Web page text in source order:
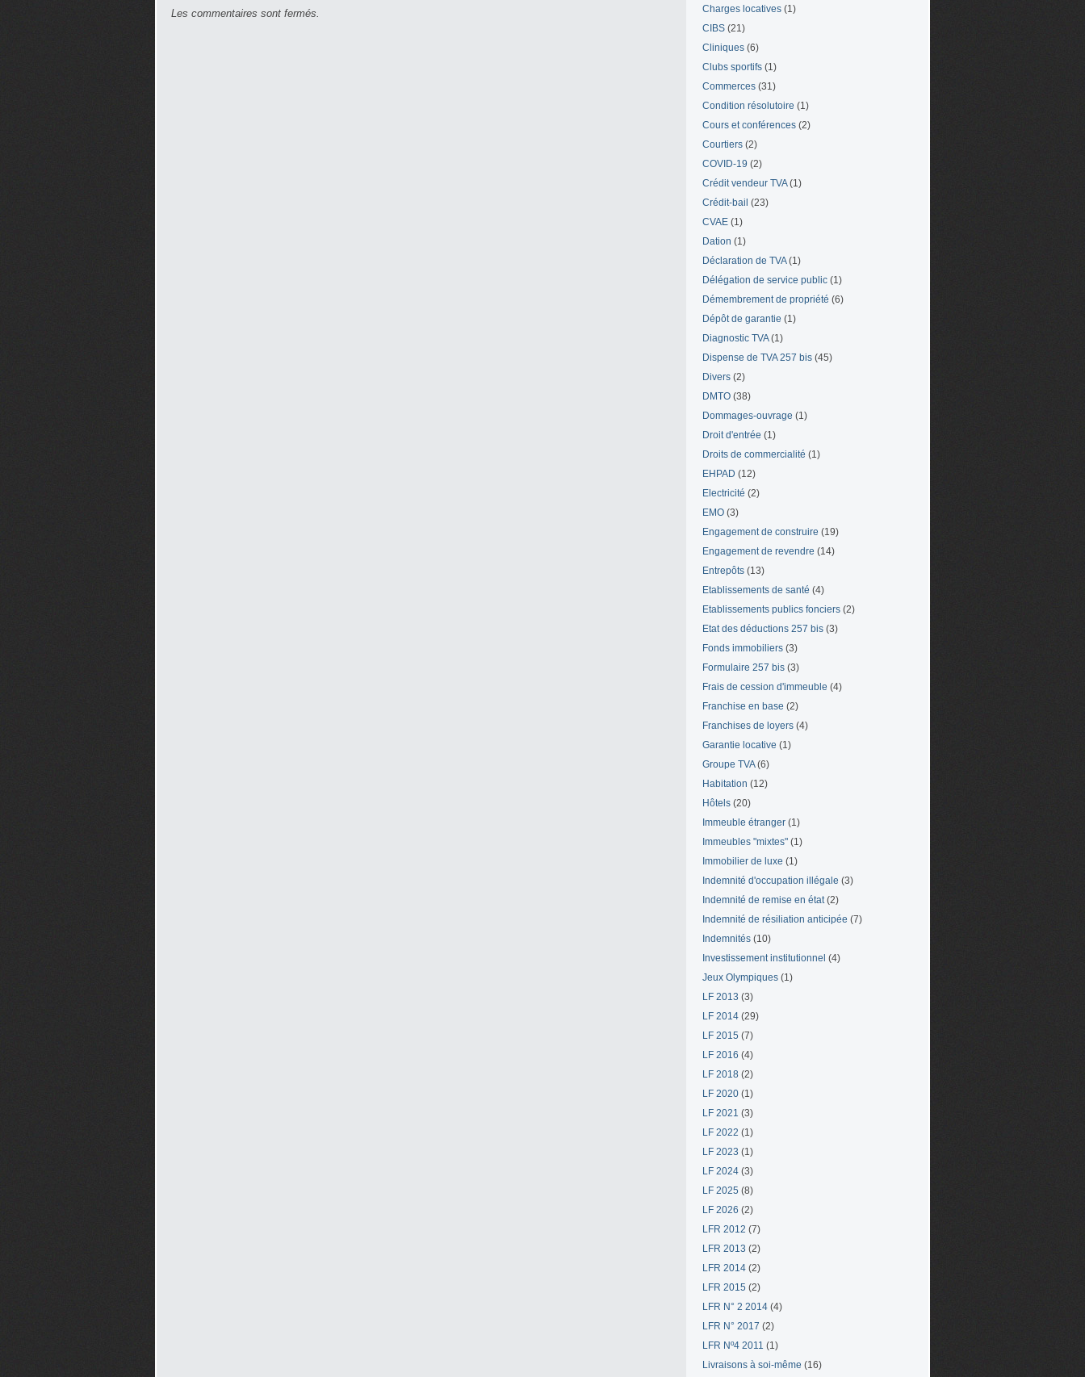
Les commentaires sont fermés.
Charges locatives (1)
CIBS (21)
Cliniques (6)
Clubs sportifs (1)
Commerces (31)
Condition résolutoire (1)
Cours et conférences (2)
Courtiers (2)
COVID-19 (2)
Crédit vendeur TVA(1)
Crédit-bail (23)
CVAE (1)
Dation (1)
Déclaration de TVA(1)
Délégation de service public (1)
Démembrement de propriété (6)
Dépôt de garantie (1)
Diagnostic TVA(1)
Dispense de TVA 257 bis (45)
Divers (2)
DMTO (38)
Dommages-ouvrage (1)
Droit d'entrée (1)
Droits de commercialité (1)
EHPAD (12)
Electricité (2)
EMO (3)
Engagement de construire (19)
Engagement de revendre (14)
Entrepôts (13)
Etablissements de santé (4)
Etablissements publics fonciers (2)
Etat des déductions 257 bis (3)
Fonds immobiliers (3)
Formulaire 257 bis (3)
Frais de cession d'immeuble (4)
Franchise en base (2)
Franchises de loyers (4)
Garantie locative (1)
Groupe TVA(6)
Habitation (12)
Hôtels (20)
Immeuble étranger (1)
Immeubles "mixtes" (1)
Immobilier de luxe (1)
Indemnité d'occupation illégale (3)
Indemnité de remise en état(2)
Indemnité de résiliation anticipée (7)
Indemnités (10)
Investissement institutionnel (4)
Jeux Olympiques (1)
LF 2013 (3)
LF 2014 (29)
LF 2015 (7)
LF 2016 (4)
LF 2018 (2)
LF 2020 (1)
LF 2021 (3)
LF 2022 (1)
LF 2023 (1)
LF 2024 (3)
LF 2025 (8)
LF 2026 (2)
LFR 2012 (7)
LFR 2013 (2)
LFR 2014 (2)
LFR 2015 (2)
LFR N° 2 2014 (4)
LFR N° 2017 (2)
LFR Nº4 2011 (1)
Livraisons à soi-même (16)